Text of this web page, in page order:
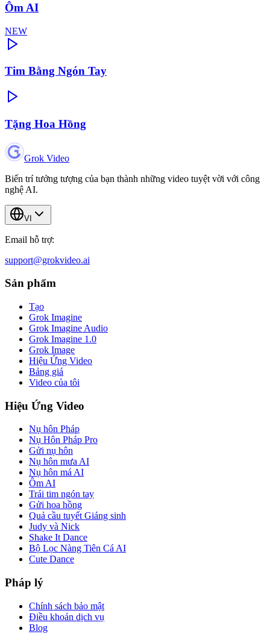
Ôm AI
NEW
Tim Bằng Ngón Tay
Tặng Hoa Hồng
Grok Video
Biến trí tưởng tượng của bạn thành những video tuyệt vời với công
nghệ AI.
VI
Email hỗ trợ:
support@grokvideo.ai
Sản phẩm
Tạo
Grok Imagine
Grok Imagine Audio
Grok Imagine 1.0
Grok Image
Hiệu Ứng Video
Bảng giá
Video của tôi
Hiệu Ứng Video
Nụ hôn Pháp
Nụ Hôn Pháp Pro
Gửi nụ hôn
Nụ hôn mưa AI
Nụ hôn má AI
Ôm AI
Trái tim ngón tay
Gửi hoa hồng
Quả cầu tuyết Giáng sinh
Judy và Nick
Shake It Dance
Bộ Lọc Nàng Tiên Cá AI
Cute Dance
Pháp lý
Chính sách bảo mật
Điều khoản dịch vụ
Blog